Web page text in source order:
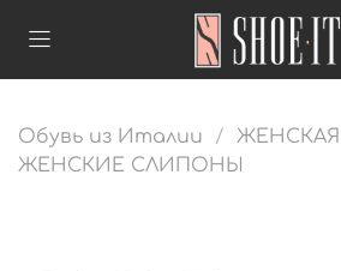
Обувь из Италии
ЖЕНСКИЕ СЛИПОНЫ